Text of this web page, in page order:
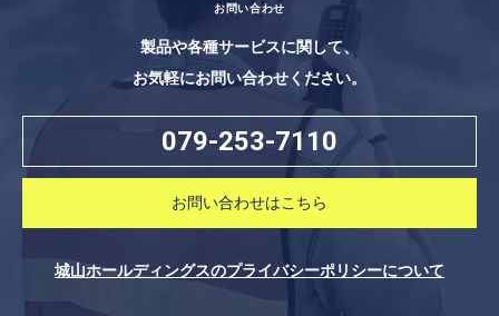
お問い合わせ
製品や各種サービスに関して、
お気軽にお問い合わせください。
079-253-7110
お問い合わせはこちら
城山ホールディングスのプライバシーポリシーについて